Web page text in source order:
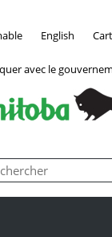
English
avec le